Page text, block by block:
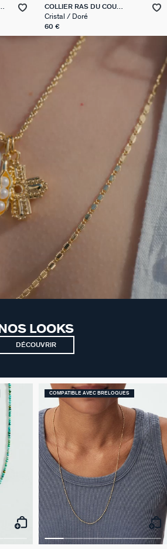
COLLIER RAS DU COU
BRILLANT
Cristal / Doré
60 €
NOS LOOKS
DÉCOUVRIR
COMPATIBLE AVEC BRELOQUES